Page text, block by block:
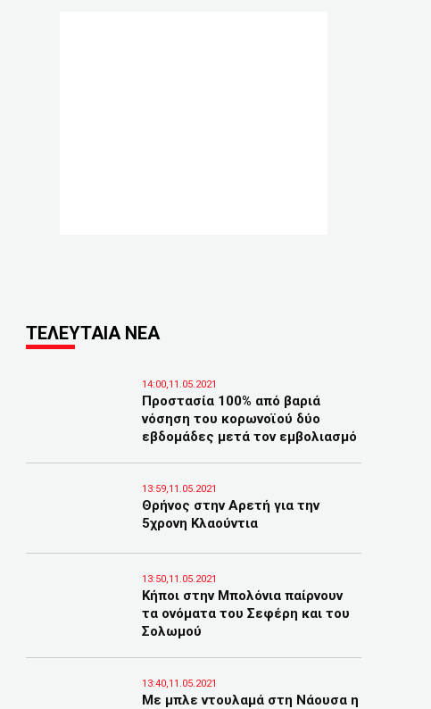
ΤΕΛΕΥΤΑΙΑ ΝΕΑ
14:00,11.05.2021
Προστασία 100% από βαριά
νόσηση του κορωνοϊού δύο
εβδομάδες μετά τον εμβολιασμό
13:59,11.05.2021
Θρήνος στην Αρετή για την
5χρονη Κλαούντια
13:50,11.05.2021
Κήποι στην Μπολόνια παίρνουν
τα ονόματα του Σεφέρη και του
Σολωμού
13:40,11.05.2021
Με μπλε ντουλαμά στη Νάουσα η